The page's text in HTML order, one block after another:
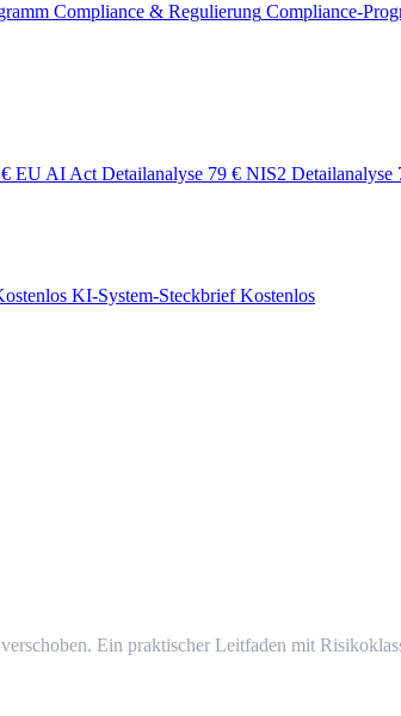
Compliance & Regulierung Compliance-
EU AI Act Detailanalyse 79 € NIS2 Detailanalyse
KI-System-Steckbrief Kostenlos
Ein praktischer Leitfaden mit